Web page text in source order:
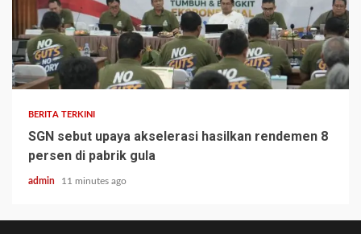
BERITA TERKINI
SGN sebut upaya akselerasi hasilkan rendemen 8
persen di pabrik gula
admin 11 minutes ago